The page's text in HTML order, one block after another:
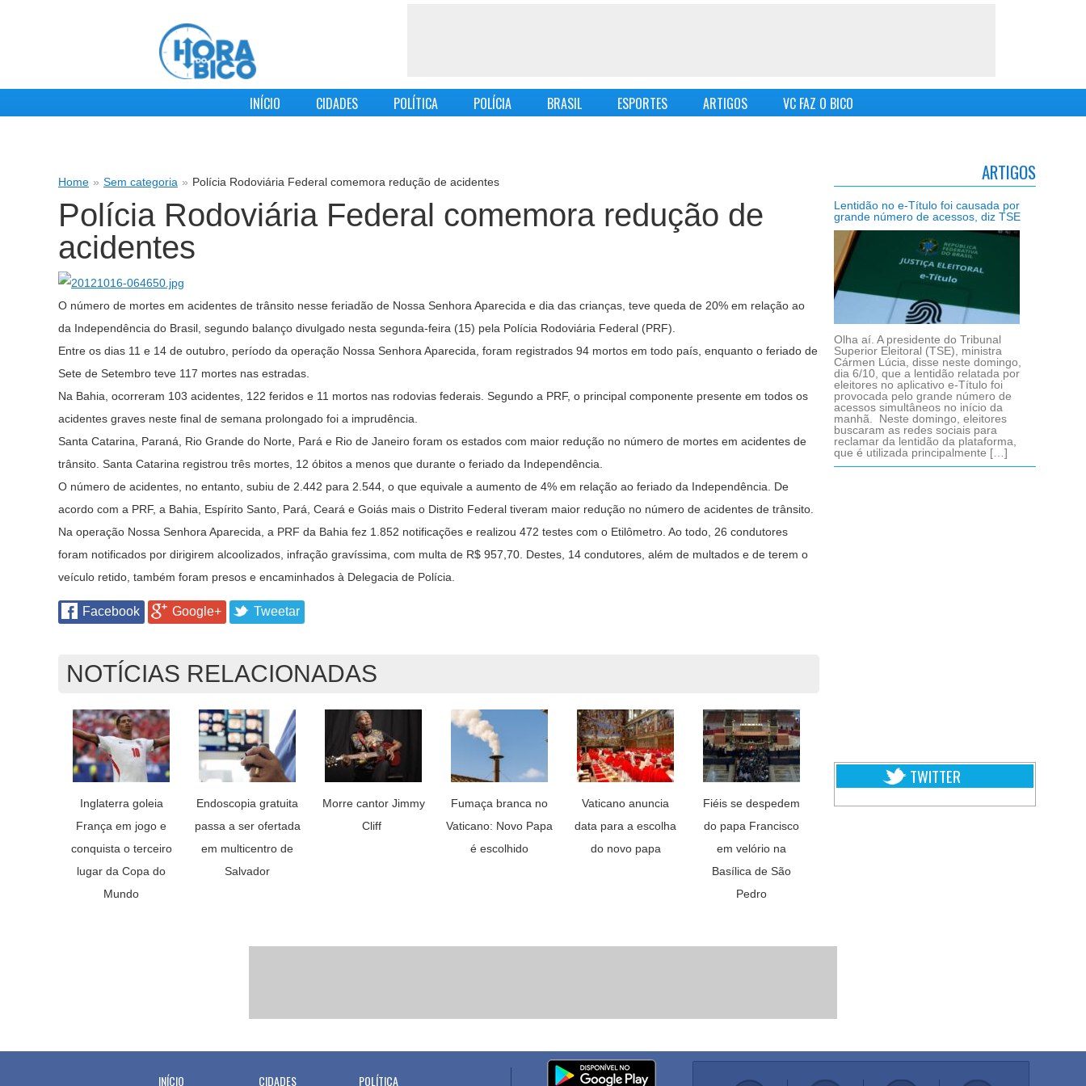
INÍCIO CIDADES POLÍTICA POLÍCIA BRASIL ESPORTES ARTIGOS VC FAZ O BICO
Home » Sem categoria » Polícia Rodoviária Federal comemora redução de acidentes
Polícia Rodoviária Federal comemora redução de
acidentes
O número de mortes em acidentes de trânsito nesse feriadão de Nossa Senhora Aparecida e dia das crianças, teve queda de 20% em relação ao
da Independência do Brasil, segundo balanço divulgado nesta segunda-feira (15) pela Polícia Rodoviária Federal (PRF).
Entre os dias 11 e 14 de outubro, período da operação Nossa Senhora Aparecida, foram registrados 94 mortos em todo país, enquanto o feriado de
Sete de Setembro teve 117 mortes nas estradas.
Na Bahia, ocorreram 103 acidentes, 122 feridos e 11 mortos nas rodovias federais. Segundo a PRF, o principal componente presente em todos os
acidentes graves neste final de semana prolongado foi a imprudência.
Santa Catarina, Paraná, Rio Grande do Norte, Pará e Rio de Janeiro foram os estados com maior redução no número de mortes em acidentes de
trânsito. Santa Catarina registrou três mortes, 12 óbitos a menos que durante o feriado da Independência.
O número de acidentes, no entanto, subiu de 2.442 para 2.544, o que equivale a aumento de 4% em relação ao feriado da Independência. De
acordo com a PRF, a Bahia, Espírito Santo, Pará, Ceará e Goiás mais o Distrito Federal tiveram maior redução no número de acidentes de trânsito.
Na operação Nossa Senhora Aparecida, a PRF da Bahia fez 1.852 notificações e realizou 472 testes com o Etilômetro. Ao todo, 26 condutores
foram notificados por dirigirem alcoolizados, infração gravíssima, com multa de R$ 957,70. Destes, 14 condutores, além de multados e de terem o
veículo retido, também foram presos e encaminhados à Delegacia de Polícia.
Facebook Google+ Tweetar
NOTÍCIAS RELACIONADAS
Inglaterra goleia
França em jogo e
conquista o terceiro
lugar da Copa do
Mundo
Endoscopia gratuita
passa a ser ofertada
em multicentro de
Salvador
Morre cantor Jimmy
Cliff
Fumaça branca no
Vaticano: Novo Papa
é escolhido
Vaticano anuncia
data para a escolha
do novo papa
Fiéis se despedem
do papa Francisco
em velório na
Basílica de São
Pedro
ARTIGOS
Lentidão no e-Título foi causada por
grande número de acessos, diz TSE
Olha aí. A presidente do Tribunal
Superior Eleitoral (TSE), ministra
Cármen Lúcia, disse neste domingo,
dia 6/10, que a lentidão relatada por
eleitores no aplicativo e-Título foi
provocada pelo grande número de
acessos simultâneos no início da
manhã. Neste domingo, eleitores
buscaram as redes sociais para
reclamar da lentidão da plataforma,
que é utilizada principalmente […]
TWITTER
INÍCIO CIDADES POLÍTICA